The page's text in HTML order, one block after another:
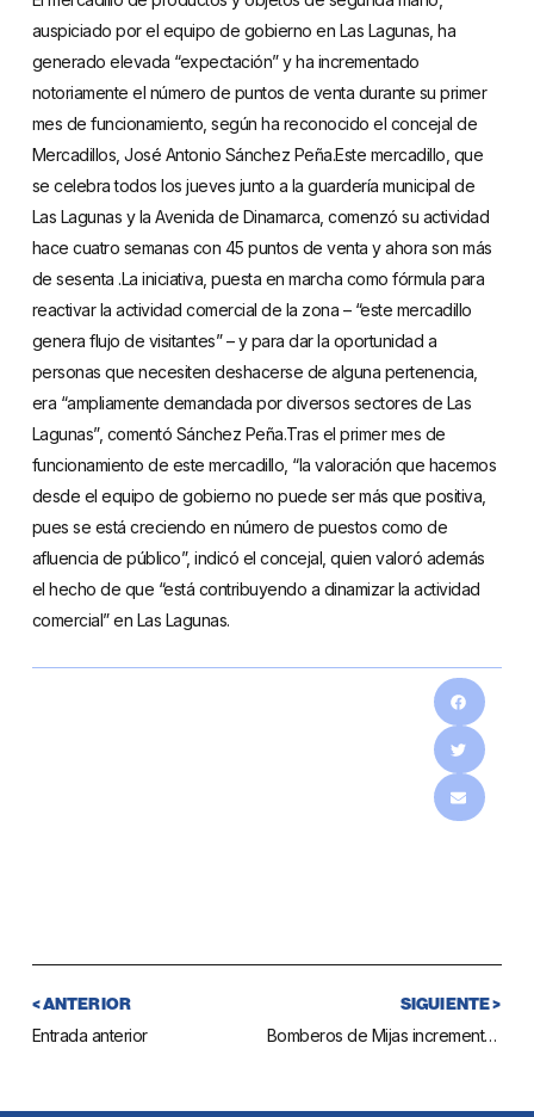
auspiciado por el equipo de gobierno en Las Lagunas, ha
generado elevada “expectación” y ha incrementado
notoriamente el número de puntos de venta durante su primer
mes de funcionamiento, según ha reconocido el concejal de
Mercadillos, José Antonio Sánchez Peña.Este mercadillo, que
se celebra todos los jueves junto a la guardería municipal de
Las Lagunas y la Avenida de Dinamarca, comenzó su actividad
hace cuatro semanas con 45 puntos de venta y ahora son más
de sesenta .La iniciativa, puesta en marcha como fórmula para
reactivar la actividad comercial de la zona – “este mercadillo
genera flujo de visitantes” – y para dar la oportunidad a
personas que necesiten deshacerse de alguna pertenencia,
era “ampliamente demandada por diversos sectores de Las
Lagunas”, comentó Sánchez Peña.Tras el primer mes de
funcionamiento de este mercadillo, “la valoración que hacemos
desde el equipo de gobierno no puede ser más que positiva,
pues se está creciendo en número de puestos como de
afluencia de público”, indicó el concejal, quien valoró además
el hecho de que “está contribuyendo a dinamizar la actividad
comercial” en Las Lagunas.
< ANTERIOR
Entrada anterior
SIGUIENTE >
Bomberos de Mijas incrementó en 2012 el número de intervenciones un 19%